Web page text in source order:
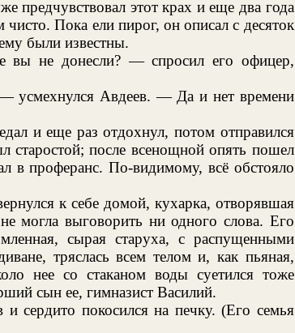
предчувствовал этот крах и еще два года
чисто. Пока ели пирог, он описал с десяток
были известны.
не донесли? — спросил его офицер,
усмехнулся Авдеев. — Да и нет времени
и еще раз отдохнул, потом отправился
старостой; после всенощной опять пошел
в проферанс. По-видимому, всё обстояло
к себе домой, кухарка, отворявшая
могла выговорить ни одного слова. Его
сырая старуха, с распущенными
тряслась всем телом и, как пьяная,
нее со стаканом воды суетился тоже
сын ее, гимназист Василий.
сердито покосился на печку. (Его семья